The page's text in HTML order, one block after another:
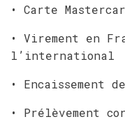
• Carte
• Virement en
l’international
• Encaissement
• Prélèvement